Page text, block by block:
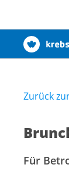
Zurück
Für